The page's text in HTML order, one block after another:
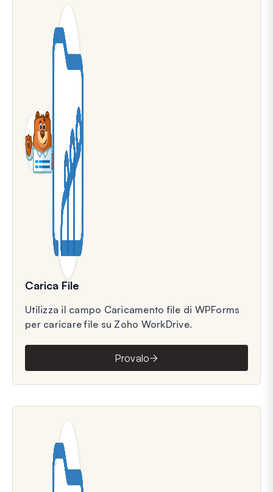
Carica File
Utilizza il campo Caricamento file di WPForms
per caricare file su Zoho WorkDrive.
Provalo